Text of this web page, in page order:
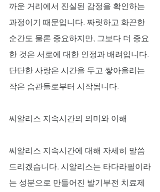
까운 거리에서 진실된 감정을 확인하는
과정이기 때문입니다. 짜릿하고 화끈한
순간도 물론 중요하지만, 그보다 더 중요
한 것은 서로에 대한 인정과 배려입니다.
단단한 사랑은 시간을 두고 쌓아올리는
작은 습관들로부터 시작됩니다.
씨알리스 지속시간의 의미와 이해
씨알리스 지속시간에 대해 자세히 말씀
드리겠습니다. 시알리스는 타다라필이라
는 성분으로 만들어진 발기부전 치료제